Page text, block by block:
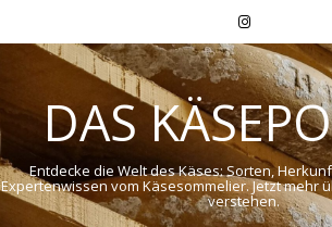
DAS
Entdecke die Welt des Käses: Sorten,
Expertenwissen vom Käsesommelier. Jetzt mehr
verstehen.